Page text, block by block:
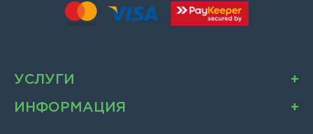
УСЛУГИ
ИНФОРМАЦИЯ